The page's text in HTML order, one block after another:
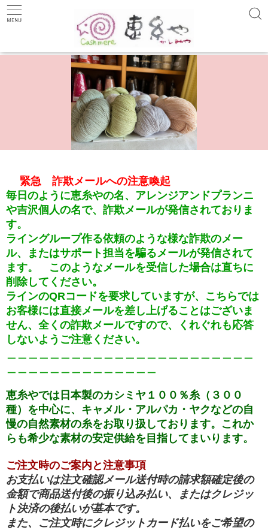
緊急 詐欺メールへの注意喚起
毎日のように恵糸やの名、アレンジアンドプランニ
や吉沢個人の名で、詐欺メールが発信されておりま
す。
ライングループ作る依頼のような様な詐欺のメー
ル、またはサポート担当を騙るメールが発信されて
ます。 このようなメールを受信した場合は直ちに
削除してください。
ラインのQRコードを要求していますが、こちらでは
お客様には直接メールを差し上げることはございま
せん、全くの詐欺メールですので、くれぐれも応答
しないようご注意ください。
恵糸やでは日本製のカシミヤ１００％糸（３００
種）を中心に、キャメル・アルパカ・ヤクなどの自
慢の自然素材の糸をお取り扱しております。 これか
らも希少な素材の安定供給を目指してまいります。
ご注文時のご案内と注意事項
お支払いは注文確認メール送付時の請求額確定後の
金額で商品送付後の振り込み払い、またはクレジッ
ト決済の後払いが基本です。
また、ご注文時にクレジットカード払いをご希望の